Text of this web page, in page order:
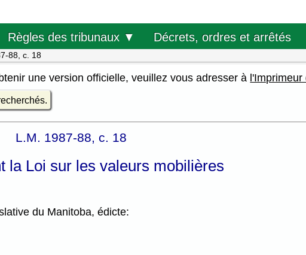
Règles des tribunaux ▼ Décrets, ordres et arrêtés
88, c. 18
une version officielle, veuillez vous adresser à l'Imprimeur
L.M. 1987-88, c. 18
la Loi sur les valeurs mobilières
du Manitoba, édicte: